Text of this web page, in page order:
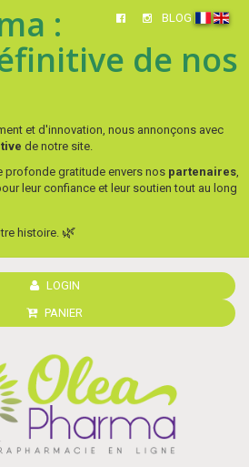
BLOG
:
de nos
et d'innovation, nous annonçons avec
de notre site.
profonde gratitude envers nos partenaires,
leur confiance et leur soutien tout au long
histoire. 🌿
LOGIN
PANIER